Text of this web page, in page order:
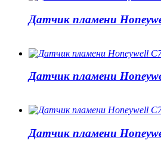
Датчик пламени
Датчик пламени
Датчик пламени